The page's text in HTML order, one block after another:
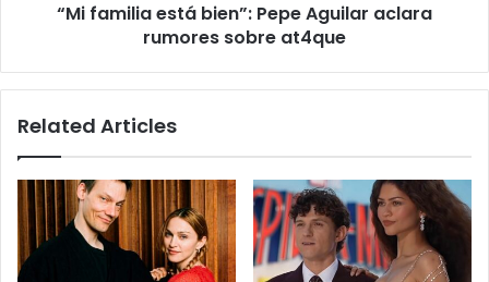
at4que“Mi familia está bien”: Pepe Aguilar aclara
rumores sobre at4que
Related Articles